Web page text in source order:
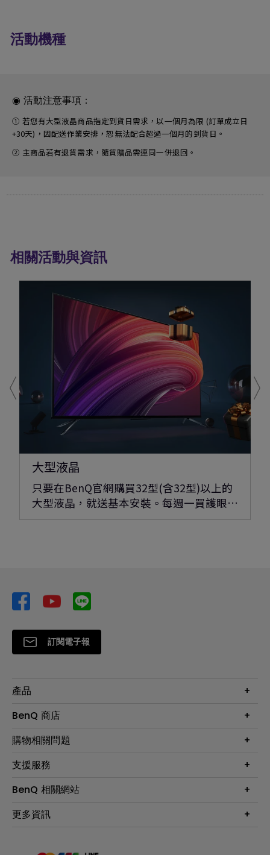
活動機種
◉ 活動注意事項：
① 若您有大型液晶商品指定到貨日需求，以一個月為限 (訂單成立日
+30天)，因配送作業安排，恕無法配合超過一個月的到貨日。
② 主商品若有退貨需求，隨貨贈品需連同一併退回。
相關活動與資訊
大型液晶
只要在BenQ官網購買32型(含32型)以上的
大型液晶，就送基本安裝。每週一買護眼…
訂閱電子報
產品
大型液晶
投影機
智慧照明
專業拍物視訊鏡頭
BenQ 商店
最新產品與活動
尋找銷售據點
會員綁定LINE教學
購物相關問題
第一次購物就上手
延長保固購買
贈品兌換網站首頁
支援服務
服務公告
保固條例
手冊與軟體下載
BenQ 相關網站
專業商用解決方案
更多資訊
永續發展